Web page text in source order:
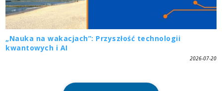
„Nauka na wakacjach”: Przyszłość technologii
kwantowych i AI
2026-07-20